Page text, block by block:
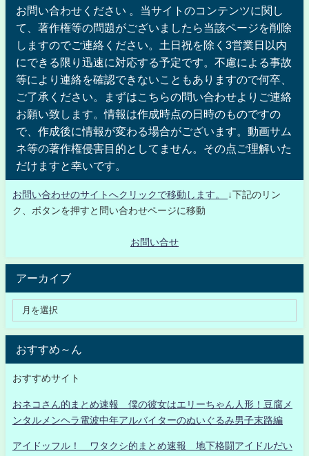
お問い合わせください 。当サイトのコンテンツに関し
て、著作権等の問題がございましたら当該ページを削除
しますのでご連絡ください。土日祝を除く3営業日以内
にできる限り迅速に対応する予定です。不慮による事故
等により連絡を確認できないこともありますので何卒、
ご了承ください。まずはこちらの問い合わせよりご連絡
お願い致します。情報は作成時点の日時のものですの
で、作成後に情報が変わる場合がございます。動画サム
ネ等の著作権侵害目的としてません。その点ご理解いた
だけますと幸いです。
お問い合わせのサイトへクリックで移動します。
↓下記のリン
ク、ボタンを押すと問い合わせページに移動
お問い合せ
アーカイブ
おすすめ～ん
おすすめサイト
おネコさん的まとめ速報 僕の彼女はエリーちゃん人形！豆腐メ
ンタルメンヘラ電波中年アルバイターのぬいぐるみ男子末路編
アイドッフル！ ワタクシ的まとめ速報 地下格闘アイドルだい